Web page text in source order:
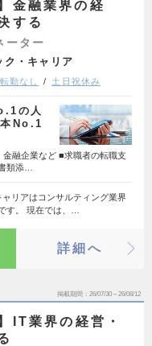
金融業界の経
する
ーター
ク・キャリア
転勤なし 土日祝休み
の人
No.1
融企業など ■求職者の転職支
類添…
リアはコンサルティング業界
す。 現在では、…
詳細へ
掲載期間 26/07/30～26/08/12
IT業界の経営・